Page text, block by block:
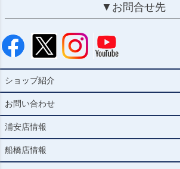
▼お問合せ先
ショップ紹介
お問い合わせ
浦安店情報
船橋店情報